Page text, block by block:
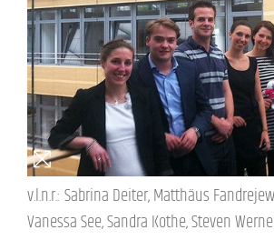
v.l.n.r.: Sabrina Deiter, Matthäus
Vanessa See, Sandra Kothe, Steven